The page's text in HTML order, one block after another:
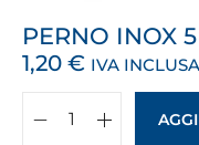
PERNO INOX
1,20 € IVA INCLUSA